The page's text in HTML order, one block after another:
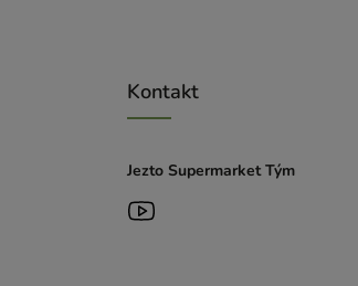
Kontakt
Jezto Supermarket Tým